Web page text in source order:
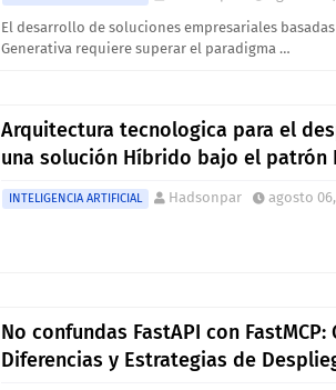
El desarrollo de soluciones empresariales
Generativa requiere superar el paradigma …
Arquitectura tecnologica para el
una solución Híbrido bajo el patrón
INTELIGENCIA ARTIFICIAL Hadsonpar agosto
No confundas FastAPI con FastMCP:
Diferencias y Estrategias de